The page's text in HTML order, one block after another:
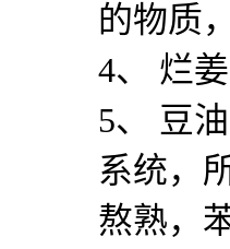
的物质
4、 烂
5、 豆
系统，
熬熟，